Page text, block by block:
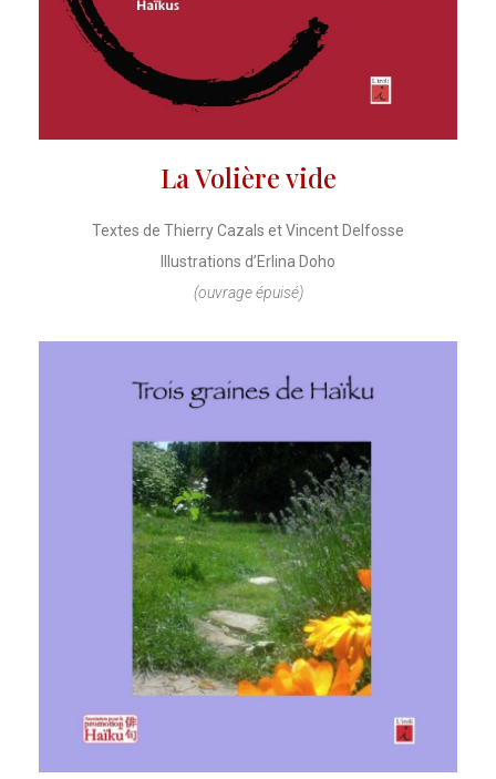
La Volière vide
Textes de Thierry Cazals et Vincent Delfosse
Illustrations d’Erlina Doho
(ouvrage épuisé)